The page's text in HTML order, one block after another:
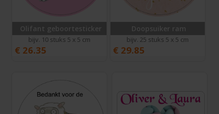
Olifant geboortesticker
bijv. 10 stuks 5 x 5 cm
€ 26.35
Doopsuiker ram
bijv. 25 stuks 5 x 5 cm
€ 29.85